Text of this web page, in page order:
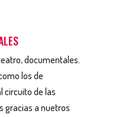
documentales.
los de
circuito de las
gracias a nuetros